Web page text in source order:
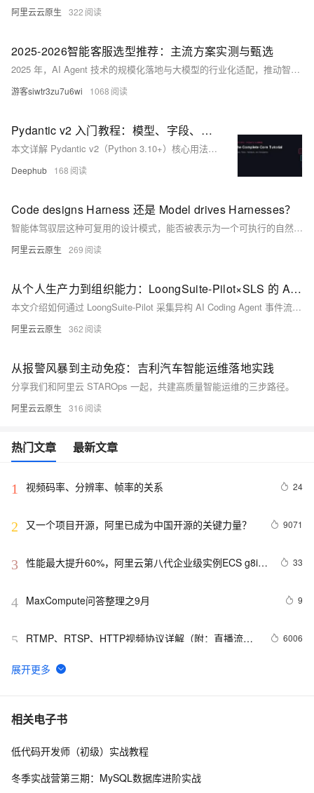
阿里云云原生 322
2025-2026智能客服选型推荐：主流方案实测与甄选
2025 年，AI Agent 技术的规模化落地与大模型的行业化适配，推动智能客服行业迈入“全链路价值协同 + 场景化主动服务”的成熟周期。中国电子技术标准化研究院数据显示，零售、金融、政务三大核心领域的智能客服渗透率已突破 65%，部分头部企业的 AI 服务占比更是超过 80%。对于企业而言，智能客服已不再是单纯的“成本优化工具”，更升级为串联售前引流、售中转化、售后复购的业务增长引擎，成为数字化转型的核心基础设施。
游客siwtr3zu7u6wi 1068
Pydantic v2 入门教程：模型、字段、验证器
本文详解 Pydantic v2（Python 3.10+）核心用法：模型定义、字段约束、自定义验证器（field/model）、嵌套/递归结构、序列化控制及 JSON Schema 生成，所有示例完整可运行，助你构建健壮数据验证与序列化逻辑。
Deephub 168
Code designs Harness 还是 Model drives Harnesses？
智能体驾驭层这种可复用的设计模式，能否被表示为一个可执行的自然语言对象，将模型周围偶然的胶水转变为科学的表示对象。
阿里云云原生 269
从个人生产力到组织能力：LoongSuite-Pilot×SLS 的 AI Coding 度量实践
本文介绍如何通过 LoongSuite-Pilot 采集异构 AI Coding Agent 事件流，结合 SLS 大盘的 SQL 分析能力，构建从个人使用行为到组织级度量的完整看板，帮助研发团队量化 AI 工具的实际落地效果。
阿里云云原生 362
从报警风暴到主动免疫：吉利汽车智能运维落地实践
分享我们和阿里云 STAROps 一起，共建高质量智能运维的三步路径。
阿里云云原生 316
热门文章 最新文章
1 视频码率、分辨率、帧率的关系 24
2 又一个项目开源，阿里已成为中国开源的关键力量？ 9071
3 性能最大提升60%，阿里云第八代企业级实例ECS g8i正
33
4 MaxCompute问答整理之9月 9
5
RTMP、RTSP、HTTP视频协议详解（附：直播流地
6006
6
【YOLOv8改进 - 注意力机制】Triplet Attention：轻量有
7 Python PIL远程命令执行漏洞复现(CVE-2017-8291
8 新年快乐 ~
相关电子书
低代码开发师（初级）实战教程
冬季实战营第三期：MySQL数据库进阶实战